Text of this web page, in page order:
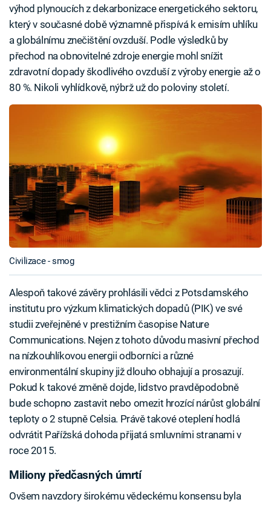
výhod plynoucích z dekarbonizace energetického sektoru,
který v současné době významně přispívá k emisím uhlíku
a globálnímu znečištění ovzduší. Podle výsledků by
přechod na obnovitelné zdroje energie mohl snížit
zdravotní dopady škodlivého ovzduší z výroby energie až o
80 %. Nikoli vyhlídkově, nýbrž už do poloviny století.
Civilizace - smog
Alespoň takové závěry prohlásili vědci z Potsdamského
institutu pro výzkum klimatických dopadů (PIK) ve své
studii zveřejněné v prestižním časopise Nature
Communications. Nejen z tohoto důvodu masivní přechod
na nízkouhlíkovou energii odborníci a různé
environmentální skupiny již dlouho obhajují a prosazují.
Pokud k takové změně dojde, lidstvo pravděpodobně
bude schopno zastavit nebo omezit hrozící nárůst globální
teploty o 2 stupně Celsia. Právě takové oteplení hodlá
odvrátit Pařížská dohoda přijatá smluvními stranami v
roce 2015.
Miliony předčasných úmrtí
Ovšem navzdory širokému vědeckému konsensu byla